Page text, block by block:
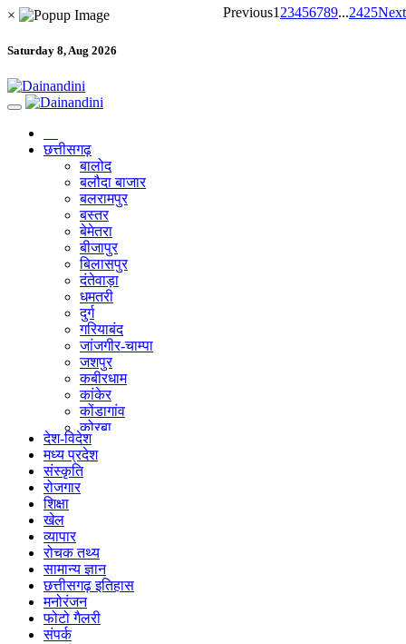
×
Saturday 8, Aug 2026
छत्तीसगढ़
बालोद
बलौदा बाजार
बलरामपुर
बस्तर
बेमेतरा
बीजापुर
बिलासपुर
दंतेवाड़ा
धमतरी
दुर्ग
गरियाबंद
जांजगीर-चाम्पा
जशपुर
कबीरधाम
कांकेर
कोंडागांव
कोरबा
कोरिया
महासमुंद
मुंगेली
नारायणपुर
सुकमा
सूरजपुर
सरगुजा
गौरेला पेंड्रा मरवाही
खैरागढ़-छुईखदान-गंडई
देश-विदेश
मध्य प्रदेश
संस्कृति
रोजगार
शिक्षा
खेल
व्यापार
रोचक तथ्य
सामान्य ज्ञान
छत्तीसगढ़ इतिहास
मनोरंजन
फोटो गैलरी
संपर्क
Previous1 23456789...2425Next